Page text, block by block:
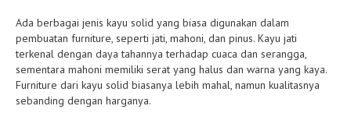
Ada berbagai jenis kayu solid yang biasa digunakan dalam
pembuatan furniture, seperti jati, mahoni, dan pinus. Kayu jati
terkenal dengan daya tahannya terhadap cuaca dan serangga,
sementara mahoni memiliki serat yang halus dan warna yang kaya.
Furniture dari kayu solid biasanya lebih mahal, namun kualitasnya
sebanding dengan harganya.